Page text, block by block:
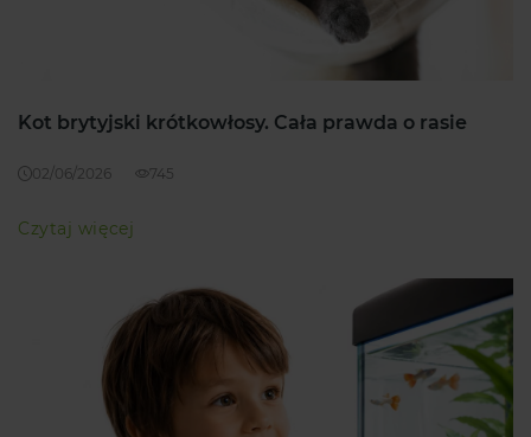
Kot brytyjski krótkowłosy. Cała prawda o rasie
02/06/2026 745
Czytaj więcej